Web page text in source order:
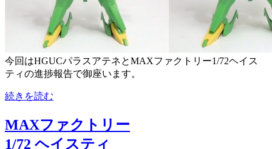
今回はHGUCパラスアテネとMAXファクトリー1/72ヘイス
ティの進捗報告で御座います。
続きを読む
MAXファクトリー
1/72 ヘイスティ